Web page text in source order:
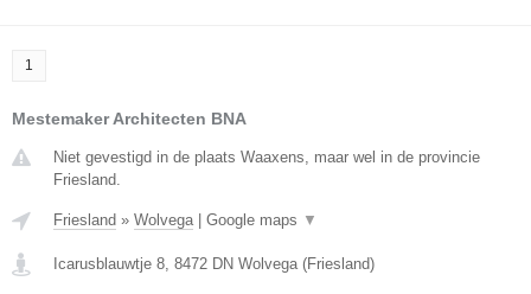
1
Mestemaker Architecten BNA
Niet gevestigd in de plaats Waaxens, maar wel in de provincie
Friesland.
Friesland » Wolvega| Google maps ▼
Icarusblauwtje 8, 8472 DN Wolvega(Friesland)